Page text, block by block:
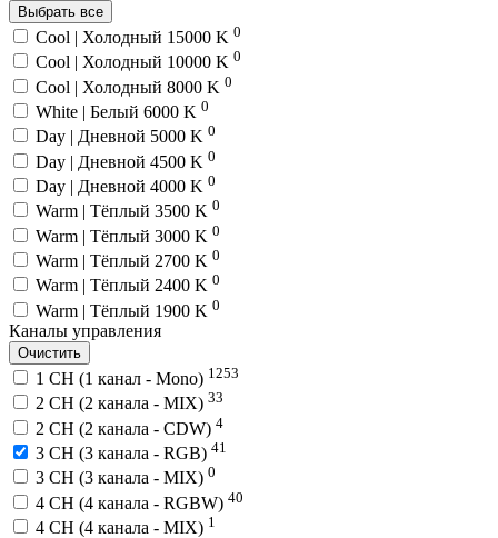
Выбрать все
Cool | Холодный 15000 K 0
Cool | Холодный 10000 K 0
Cool | Холодный 8000 K 0
White | Белый 6000 K 0
Day | Дневной 5000 K 0
Day | Дневной 4500 K 0
Day | Дневной 4000 K 0
Warm | Тёплый 3500 K 0
Warm | Тёплый 3000 K 0
Warm | Тёплый 2700 K 0
Warm | Тёплый 2400 K 0
Warm | Тёплый 1900 K 0
Каналы управления
Очистить
1 CH (1 канал - Mono) 1253
2 CH (2 канала - MIX) 33
2 CH (2 канала - CDW) 4
3 CH (3 канала - RGB) 41
3 CH (3 канала - MIX) 0
4 CH (4 канала - RGBW) 40
4 CH (4 канала - MIX) 1